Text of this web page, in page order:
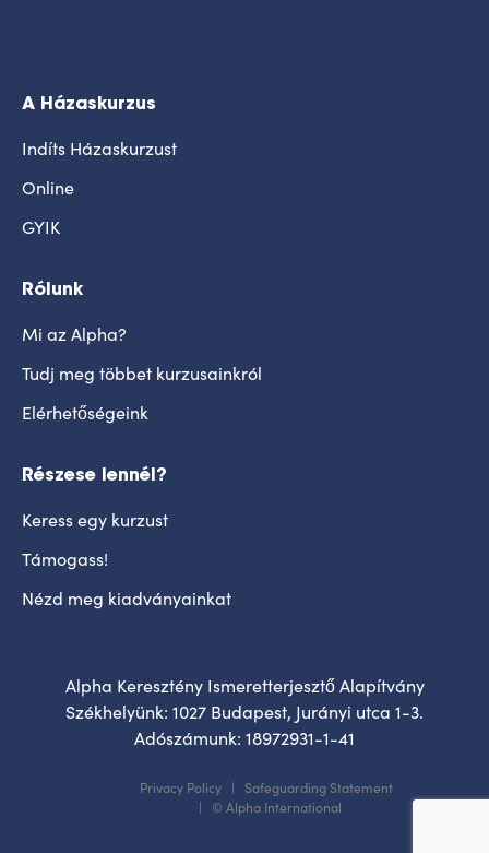
A Házaskurzus
Indíts Házaskurzust
Online
GYIK
Rólunk
Mi az Alpha?
Tudj meg többet kurzusainkról
Elérhetőségeink
Részese lennél?
Keress egy kurzust
Támogass!
Nézd meg kiadványainkat
Alpha Keresztény Ismeretterjesztő Alapítvány
Székhelyünk: 1027 Budapest, Jurányi utca 1-3.
Adószámunk: 18972931-1-41
Privacy Policy
Safeguarding Statement
© Alpha International